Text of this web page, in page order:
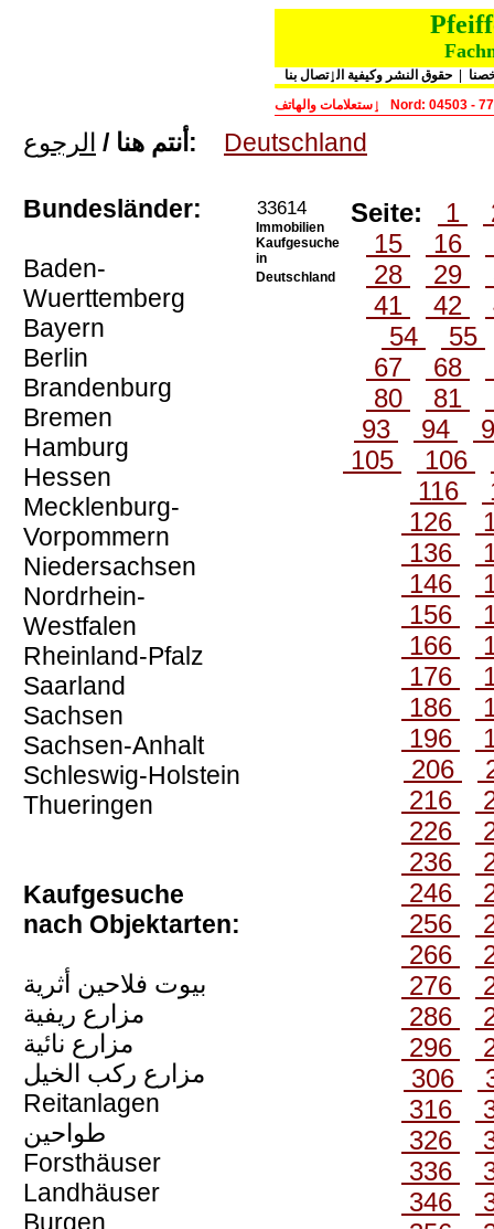
حقوق النشر وكيفية الٳتصال بنا
Nord: 04503 -
أنتم هنا / الرجوع : Deutschland
Bundesländer:
Baden-
Wuerttemberg
Bayern
Berlin
Brandenburg
Bremen
Hamburg
Hessen
Mecklenburg-
Vorpommern
Niedersachsen
Nordrhein-
Westfalen
Rheinland-Pfalz
Saarland
Sachsen
Sachsen-Anhalt
Schleswig-Holstein
Thueringen
Kaufgesuche
nach Objektarten:
بيوت فلاحين أثرية
مزارع ريفية
مزارع نائية
مزارع ركب الخيل
Reitanlagen
طواحين
Forsthäuser
Landhäuser
Burgen
33614
Immobilien
Kaufgesuche
in
Deutschland
Seite: 1
15
16
28
29
41
42
54
55
67
68
80
81
93
94
105
106
116
126
136
146
156
166
176
186
196
206
216
226
236
246
256
266
276
286
296
306
316
326
336
346